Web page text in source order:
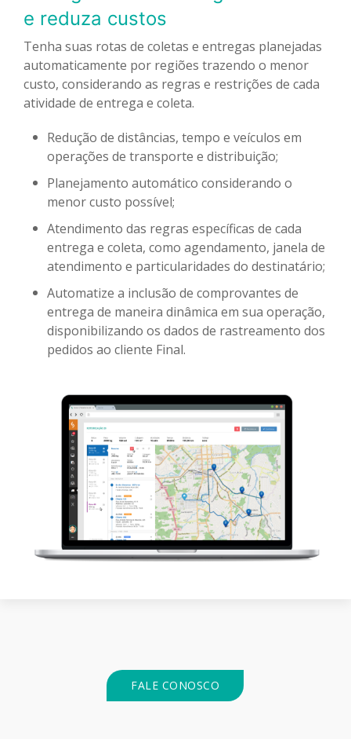
e reduza custos
Tenha suas rotas de coletas e entregas planejadas
automaticamente por regiões trazendo o menor
custo, considerando as regras e restrições de cada
atividade de entrega e coleta.
Redução de distâncias, tempo e veículos em
operações de transporte e distribuição;
Planejamento automático considerando o
menor custo possível;
Atendimento das regras específicas de cada
entrega e coleta, como agendamento, janela de
atendimento e particularidades do destinatário;
Automatize a inclusão de comprovantes de
entrega de maneira dinâmica em sua operação,
disponibilizando os dados de rastreamento dos
pedidos ao cliente Final.
FALE CONOSCO